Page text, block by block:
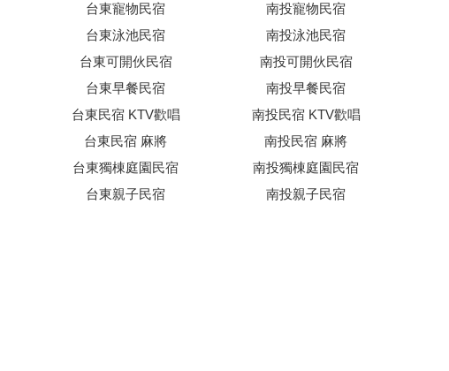
台東寵物民宿
台東泳池民宿
台東可開伙民宿
台東早餐民宿
台東民宿 KTV歡唱
台東民宿 麻將
台東獨棟庭園民宿
台東親子民宿
南投寵物民宿
南投泳池民宿
南投可開伙民宿
南投早餐民宿
南投民宿 KTV歡唱
南投民宿 麻將
南投獨棟庭園民宿
南投親子民宿